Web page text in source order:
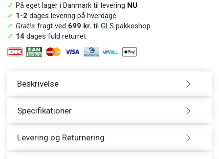
✓ På eget lager i Danmark til levering NU
✓ 1-2 dages levering på hverdage
✓ Gratis fragt ved 699 kr. til GLS pakkeshop
✓ 14 dages fuld returret
Beskrivelse
Specifikationer
Levering og Returnering